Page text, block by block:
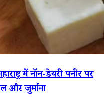
में नॉन-डेयरी पनीर पर
और जुर्माना